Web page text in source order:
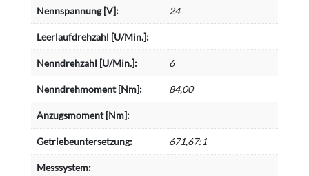
Nennspannung [V]: 24
Leerlaufdrehzahl [U/Min.]:
Nenndrehzahl [U/Min.]: 6
Nenndrehmoment [Nm]: 84,00
Anzugsmoment [Nm]:
Getriebeuntersetzung: 671,67:1
Messsystem: